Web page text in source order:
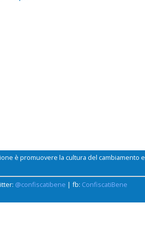
è promuovere la cultura del cambiamento e
@confiscatibene | fb: ConfiscatiBene